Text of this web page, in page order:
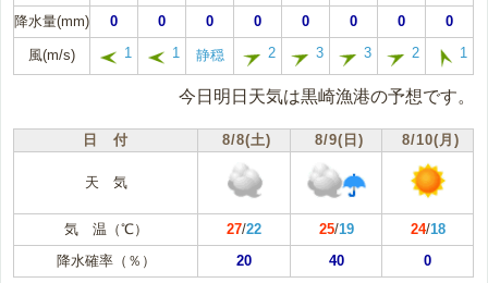
降水量(mm)
0 0 0 0 0 0 0 0
風(m/s) 1 1 静穏 2 3 3 2 1
今日明日天気は黒崎漁港の予想です。
日 付 8/8(土) 8/9(日) 8/10(月)
天 気
気 温（℃） 27/22 25/19 24/18
降水確率（％）
20 40 0